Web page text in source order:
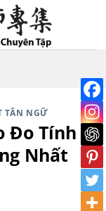
TÂN NGỮ
Đo Tính
Nhất